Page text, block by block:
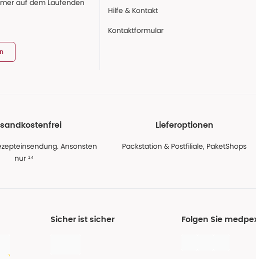
auf dem Laufenden
Hilfe & Kontakt
Kontaktformular
Ansonsten
nur ¹⁴
Lieferoptionen
Packstation & Postfiliale, PaketShops
Sicher ist sicher Folgen Sie